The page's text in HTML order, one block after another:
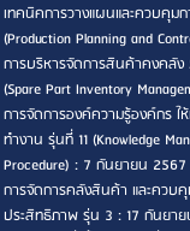
เทคนิคการวางแผนและควบคุ
(Production Planning and
การบริหารจัดการสินค้าคงคลัง
(Spare Part Inventory
การจัดการองค์ความรู้องค์กร ใ
ทำงาน รุ่นที่ 11 (Knowledge
Procedure) : 7 กันยายน 2567
การจัดการคลังสินค้า และควบ
ประสิทธิภาพ รุ่น 3 : 17 กันยา